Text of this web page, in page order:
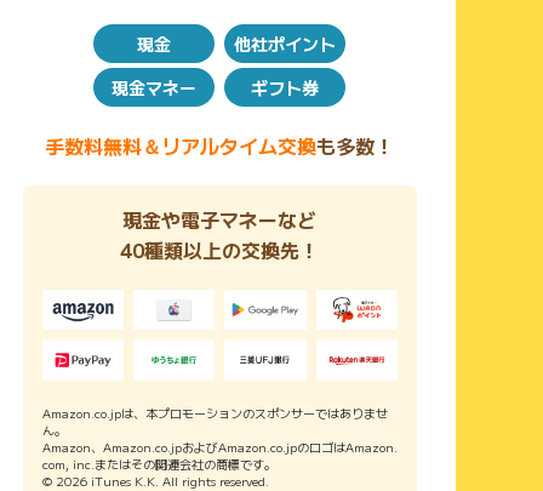
現金
他社ポイント
現金マネー
ギフト券
手数料無料＆リアルタイム交換も多数！
現金や電子マネーなど
40種類以上の交換先！
Amazon.co.jpは、本プロモーションのスポンサーではありませ
ん。
Amazon、Amazon.co.jpおよびAmazon.co.jpのロゴはAmazon.
com, inc.またはその関連会社の商標です。
© 2026 iTunes K.K. All rights reserved.